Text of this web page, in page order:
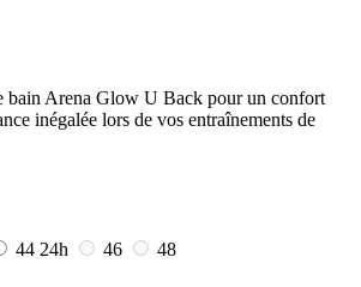
bain Arena Glow U Back pour un confort
inégalée lors de vos entraînements de
44 24h 46
48